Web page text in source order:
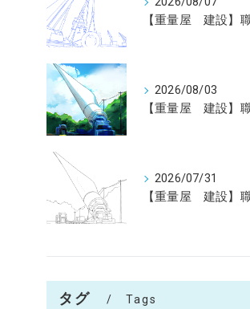
2026/08/03
2026/07/31
タグ Tags